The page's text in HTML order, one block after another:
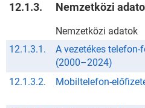
12.1.3. Nemzetközi
Nemzetközi adatok
12.1.3.1.
A vezetékes
(2000–2024)
12.1.3.2.
Mobiltelefon-